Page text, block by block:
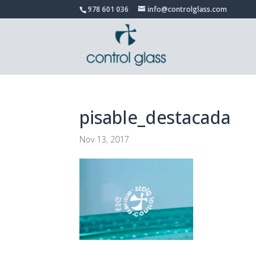
978 601 036 info@controlglass.com
pisable_destacada
Nov 13, 2017